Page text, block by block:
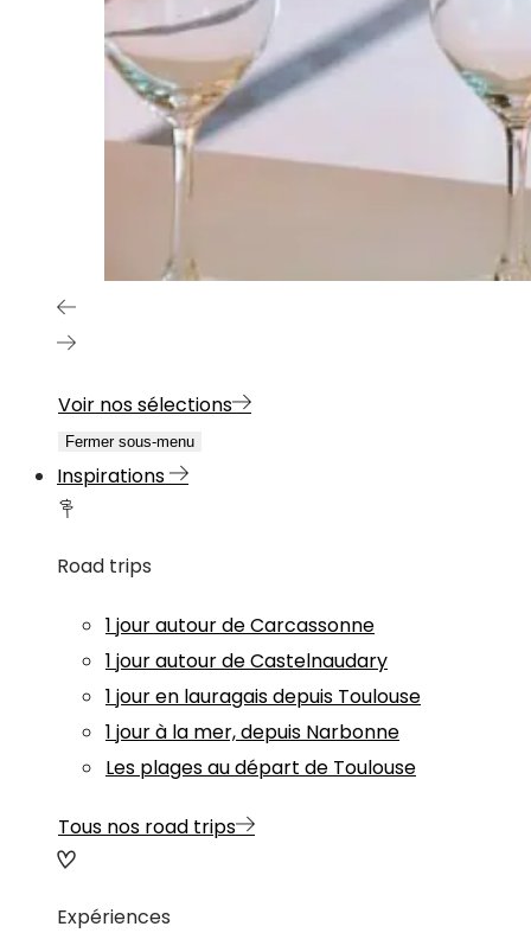
Voir nos sélections
Fermer sous-menu
Inspirations
Road trips
1 jour autour de Carcassonne
1 jour autour de Castelnaudary
1 jour en lauragais depuis Toulouse
1 jour à la mer, depuis Narbonne
Les plages au départ de Toulouse
Tous nos road trips
Expériences